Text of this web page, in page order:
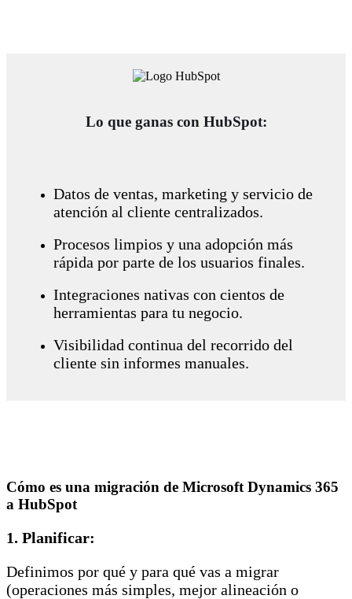
Lo que ganas con HubSpot:
Datos de ventas, marketing y servicio de
atención al cliente centralizados.
Procesos limpios y una adopción más
rápida por parte de los usuarios finales.
Integraciones nativas con cientos de
herramientas para tu negocio.
Visibilidad continua del recorrido del
cliente sin informes manuales.
Cómo es una migración de Microsoft Dynamics 365
a HubSpot
1. Planificar:
Definimos por qué y para qué vas a migrar
(operaciones más simples, mejor alineación o